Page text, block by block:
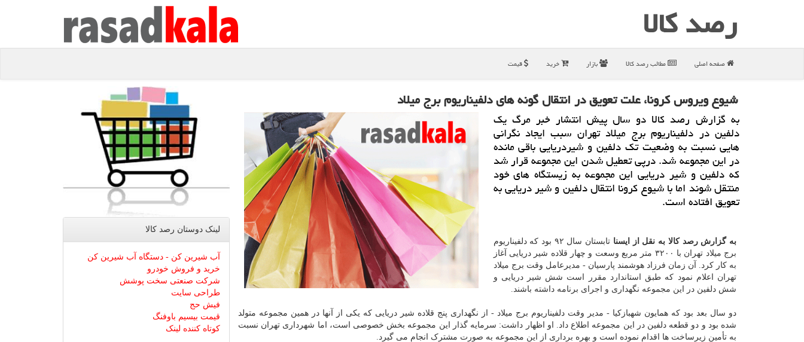
رصد كالا
صفحه اصلی مطالب رصد كالا بازار خرید قیمت
شیوع ویروس كرونا، علت تعویق در انتقال گونه های دلفیناریوم برج میلاد
به گزارش رصد كالا دو سال پیش انتشار خبر مرگ یك
دلفین در دلفیناریوم برج میلاد تهران سبب ایجاد نگرانی
هایی نسبت به وضعیت تك دلفین و شیردریایی باقی مانده
در این مجموعه شد. درپی تعطیل شدن این مجموعه قرار شد
كه دلفین و شیر دریایی این مجموعه به زیستگاه های خود
منتقل شوند اما با شیوع كرونا انتقال دلفین و شیر دریایی به
تعویق افتاده است.
به گزارش رصد کالا به نقل از ایسنا
تابستان سال ۹۲ بود که دلفیناریوم
برج میلاد تهران با ۳۲۰۰ متر مربع وسعت و چهار قلاده شیر دریایی آغاز
به کار کرد. آن زمان فرزاد هوشمند پارسیان - مدیرعامل وقت برج میلاد
تهران اعلام نمود که طبق استاندارد مقرر است شش شیر دریایی و
شش دلفین در این مجموعه نگهداری و اجرای برنامه داشته باشند.
دو سال بعد بود که همایون شهبازکیا - مدیر وقت دلفیناریوم برج میلاد - از نگهداری پنج قلاده شیر دریایی که یکی از آنها در همین مجموعه متولد
شده بود و دو قطعه دلفین در این مجموعه اطلاع داد. او اظهار داشت: سرمایه گذار این مجموعه بخش خصوصی است، اما شهرداری تهران نسبت
به تأمین زیرساخت ها اقدام نموده است و بهره برداری از این مجموعه به صورت مشترک انجام می گیرد.
لینک دوستان رصد كالا
آب شیرین کن - دستگاه آب شیرین کن
خرید و فروش خودرو
شرکت صنعتی سخت پوشش
طراحی سایت
فیش حج
قیمت بیسیم باوفنگ
کوتاه کننده لینک